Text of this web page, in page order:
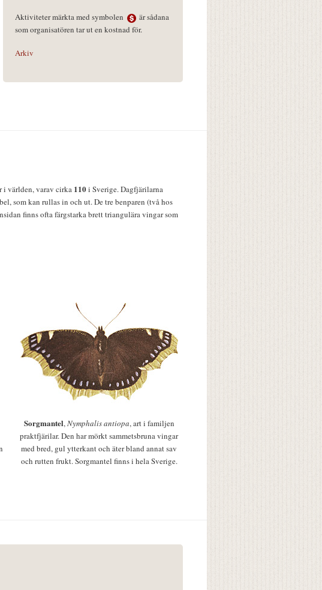
Aktiviteter märkta med symbolen
är sådana
som organisatören tar ut en kostnad för.
Arkiv
i världen, varav cirka 110i Sverige. Dagfjärilarna
som kan rullas in och ut. De tre benparen (två hos
finns ofta färgstarka brett triangulära vingar som
Sorgmantel,Nymphalis antiopa, art i familjen
praktfjärilar. Den har mörkt sammetsbruna vingar
med bred, gul ytterkant och äter bland annat sav
och rutten frukt. Sorgmantel finns i hela Sverige.